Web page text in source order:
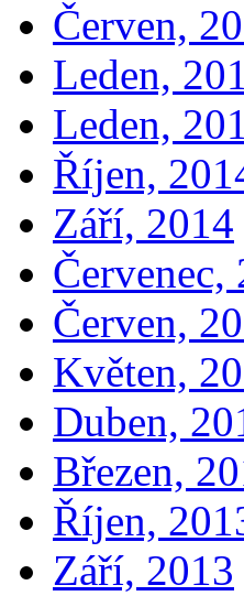
Červen,
Leden,
Leden,
Říjen,
Září, 2014
Červenec,
Červen,
Květen,
Duben,
Březen,
Říjen,
Září, 2013